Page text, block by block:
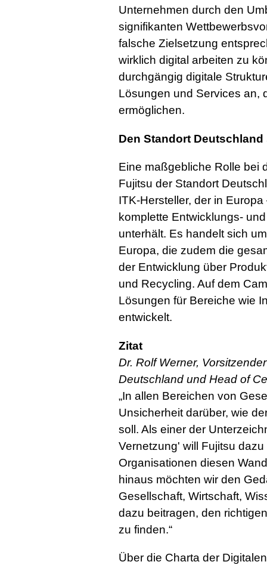
Unternehmen durch den
signifikanten
falsche Zielsetzung
wirklich digital arbeiten zu
durchgängig digitale
Lösungen und Services an,
ermöglichen.
Den Standort Deutschland
Eine maßgebliche Rolle bei
Fujitsu der Standort
ITK-Hersteller, der in
komplette Entwicklungs-
unterhält. Es handelt sich
Europa, die zudem die
der Entwicklung über
und Recycling. Auf dem
Lösungen für Bereiche wie
entwickelt.
Zitat
Dr. Rolf Werner,
Deutschland und Head of
„In allen Bereichen von
Unsicherheit darüber, wie
soll. Als einer der
Vernetzung' will Fujitsu
Organisationen diesen
hinaus möchten wir den
Gesellschaft, Wirtschaft,
dazu beitragen, den
zu finden.“
Über die Charta der